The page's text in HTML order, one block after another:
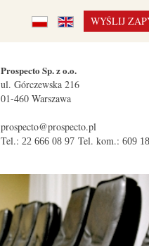
WYŚLIJ
Prospecto Sp. z o.o.
ul. Górczewska 216
01-460 Warszawa
prospecto@prospecto.pl
Tel.: 22 666 08 97 Tel. kom.: 609